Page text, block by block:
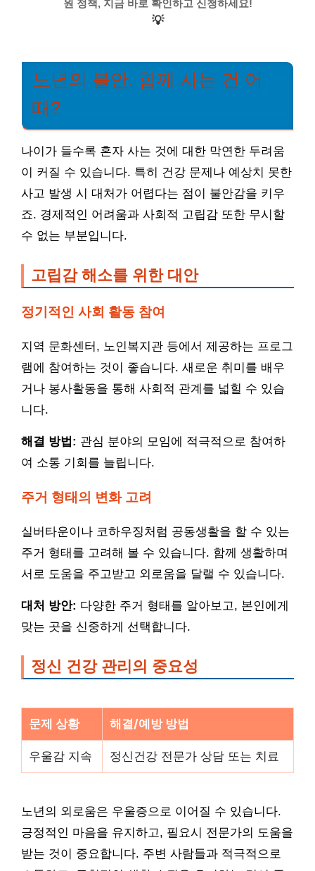
원 정책, 지금 바로 확인하고 신청하세요!
💡
노년의 불안, 함께 사는 건 어
때?
나이가 들수록 혼자 사는 것에 대한 막연한 두려움
이 커질 수 있습니다. 특히 건강 문제나 예상치 못한
사고 발생 시 대처가 어렵다는 점이 불안감을 키우
죠. 경제적인 어려움과 사회적 고립감 또한 무시할
수 없는 부분입니다.
고립감 해소를 위한 대안
정기적인 사회 활동 참여
지역 문화센터, 노인복지관 등에서 제공하는 프로그
램에 참여하는 것이 좋습니다. 새로운 취미를 배우
거나 봉사활동을 통해 사회적 관계를 넓힐 수 있습
니다.
해결 방법: 관심 분야의 모임에 적극적으로 참여하
여 소통 기회를 늘립니다.
주거 형태의 변화 고려
실버타운이나 코하우징처럼 공동생활을 할 수 있는
주거 형태를 고려해 볼 수 있습니다. 함께 생활하며
서로 도움을 주고받고 외로움을 달랠 수 있습니다.
대처 방안: 다양한 주거 형태를 알아보고, 본인에게
맞는 곳을 신중하게 선택합니다.
정신 건강 관리의 중요성
문제 상황 해결/예방 방법
우울감 지속 정신건강 전문가 상담 또는 치료
노년의 외로움은 우울증으로 이어질 수 있습니다.
긍정적인 마음을 유지하고, 필요시 전문가의 도움을
받는 것이 중요합니다. 주변 사람들과 적극적으로